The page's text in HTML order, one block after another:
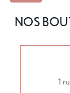
BIJOUX
OUTLET
NOS
1